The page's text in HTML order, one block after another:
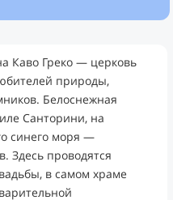
Каво Греко — церковь
природы,
Белоснежная
Санторини, на
синего моря —
Здесь проводятся
в самом храме